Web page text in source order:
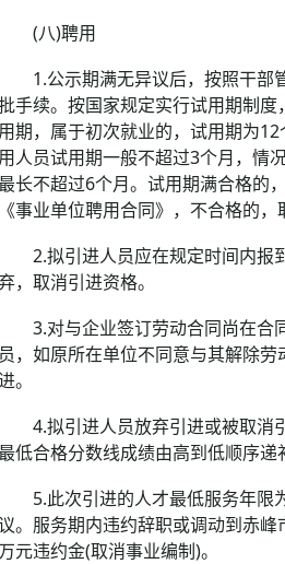
八)聘用
公示期满无异议后，按照干部
手续。按国家规定实行试用期制度
期，属于初次就业的，试用期为
人员试用期一般不超过3个月，情
长不超过6个月。试用期满合格的
事业单位聘用合同》，不合格的，
拟引进人员应在规定时间内报
，取消引进资格。
对与企业签订劳动合同尚在合
，如原所在单位不同意与其解除劳
。
拟引进人员放弃引进或被取消
低合格分数线成绩由高到低顺序递
此次引进的人才最低服务年限
。服务期内违约辞职或调动到赤
元违约金(取消事业编制)。